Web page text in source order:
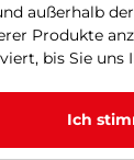
breiten
Training.
Das
außerhalb
Produkte
bis Sie uns
Ich